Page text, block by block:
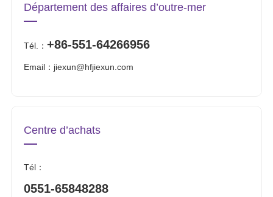
Département des affaires d’outre-mer
Tél.： +86-551-64266956
Email：jiexun@hfjiexun.com
Centre d’achats
Tél：
0551-65848288